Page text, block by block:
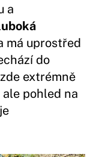
a
má uprostřed
do
extrémně
ale pohled na